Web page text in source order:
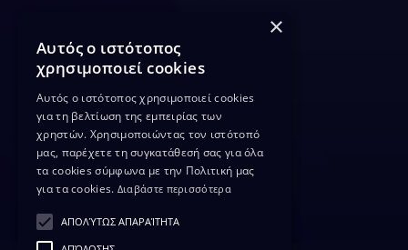
×
Αυτός ο ιστότοπος
χρησιμοποιεί cookies
Αυτός ο ιστότοπος χρησιμοποιεί cookies
για τη βελτίωση της εμπειρίας των
χρηστών. Χρησιμοποιώντας τον ιστότοπό
μας, παρέχετε τη συγκατάθεσή σας για όλα
τα cookies σύμφωνα με την Πολιτική μας
για τα cookies. Διαβάστε περισσότερα
ΑΠΟΛΎΤΩΣ ΑΠΑΡΑΊΤΗΤΑ